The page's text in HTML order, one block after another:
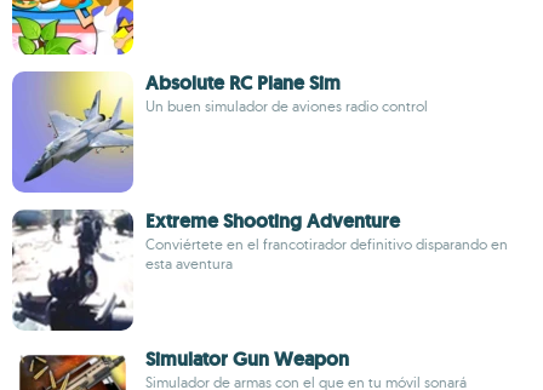
Absolute RC Plane Sim
Un buen simulador de aviones radio control
Extreme Shooting Adventure
Conviértete en el francotirador definitivo disparando en
esta aventura
Simulator Gun Weapon
Simulador de armas con el que en tu móvil sonará